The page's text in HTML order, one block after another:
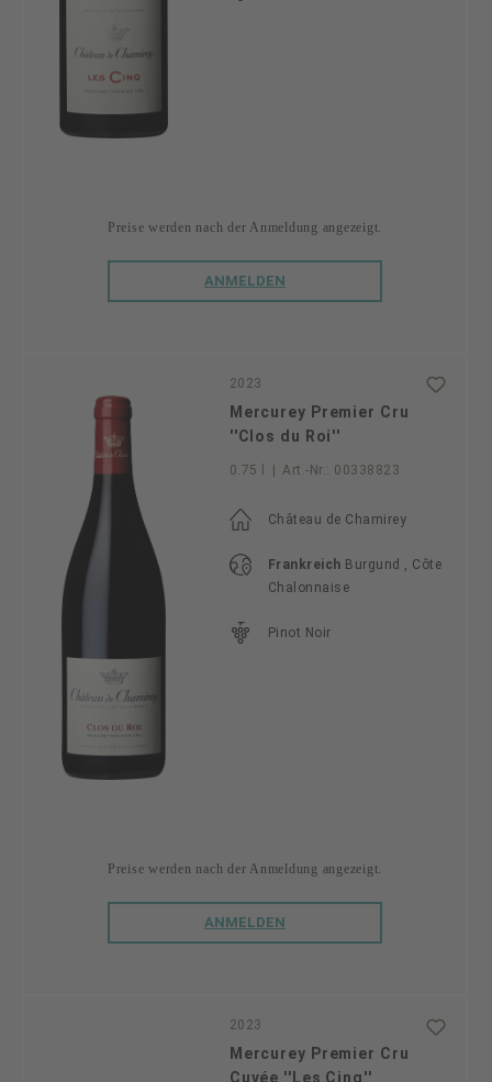
Preise werden nach der Anmeldung angezeigt.
ANMELDEN
2023
Mercurey Premier Cru
''Clos du Roi''
0.75 l Art.-Nr.: 00338823
Château de Chamirey
Frankreich Burgund , Côte
Chalonnaise
Pinot Noir
Preise werden nach der Anmeldung angezeigt.
ANMELDEN
2023
Mercurey Premier Cru
Cuvée ''Les Cinq''